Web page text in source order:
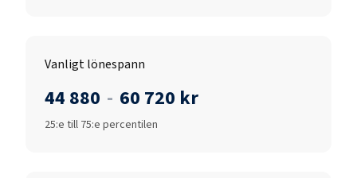
Vanligt lönespann
44 880 - 60 720 kr
25:e till 75:e percentilen